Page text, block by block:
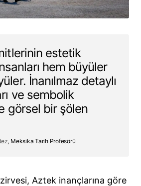
estetik
hem büyüler
İnanılmaz detaylı
ve sembolik
görsel bir şölen
, Meksika Tarih Profesörü
Aztek inançlarına göre